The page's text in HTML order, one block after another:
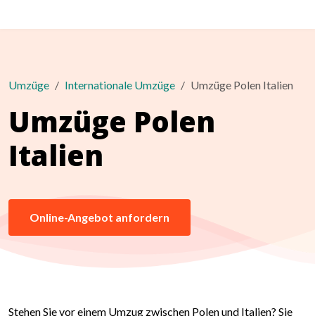
Umzüge Internationale Umzüge Umzüge Polen Italien
Umzüge Polen
Italien
Online-Angebot anfordern
Stehen Sie vor einem Umzug zwischen Polen und Italien? Sie